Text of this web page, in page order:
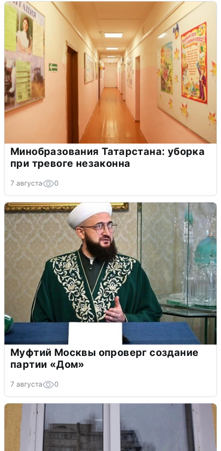
Минобразования Татарстана: уборка
при тревоге незаконна
7 августа 0
Муфтий Москвы опроверг создание
партии «Дом»
7 августа 0